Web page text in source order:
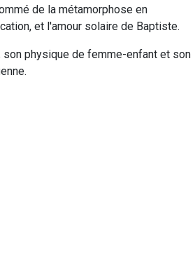
de la métamorphose en
et l'amour solaire de Baptiste.
physique de femme-enfant et son